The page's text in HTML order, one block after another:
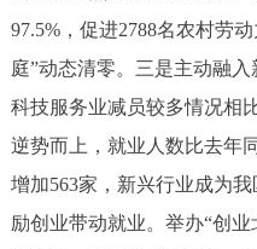
97.5%，促进2788名农村劳
庭”动态清零。三是主动融
科技服务业减员较多情况相
逆势而上，就业人数比去年
增加563家，新兴行业成为
励创业带动就业。举办“创